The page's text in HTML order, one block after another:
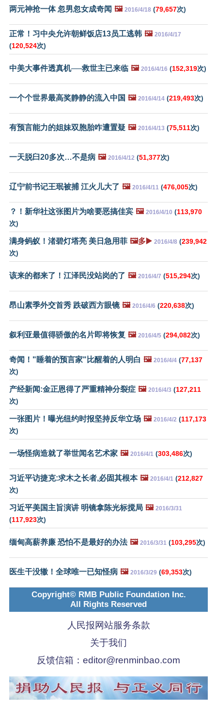
两元神抢一体 忽男忽女成奇闻 🖼️ 2016/4/18 (79,657次)
正常！习中央允许朝鲜饭店13员工逃韩 🖼️ 2016/4/17
(120,524次)
中美大事件透真机──救世主已来临 🖼️ 2016/4/16 (152,319次)
一个个世界最高奖静静的流入中国 🖼️ 2016/4/14 (219,493次)
有预言能力的姐妹双胞胎咋遭置疑 🖼️ 2016/4/13 (75,511次)
一天脱臼20多次…不是病 🖼️ 2016/4/12 (51,377次)
辽宁前书记王珉被捕 江火儿大了 🖼️ 2016/4/11 (476,005次)
？！新华社这张图片为啥要恶搞佳宾 🖼️ 2016/4/10 (113,970
次)
满身蚂蚁！渚碧灯塔亮 美日急用菲 🖼️多▶️ 2016/4/8 (239,942
次)
该来的都来了！江泽民没站岗的了 🖼️ 2016/4/7 (515,294次)
昂山素季外交首秀 跌破西方眼镜 🖼️ 2016/4/6 (220,638次)
叙利亚最值得骄傲的名片即将恢复 🖼️ 2016/4/5 (294,082次)
奇闻！"睡着的预言家"比醒着的人明白 🖼️ 2016/4/4 (77,137
次)
产经新闻:金正恩得了严重精神分裂症 🖼️ 2016/4/3 (127,211
次)
一张图片！曝光纽约时报坚持反华立场 🖼️ 2016/4/2 (117,173
次)
一场怪病造就了举世闻名艺术家 🖼️ 2016/4/1 (303,486次)
习近平访捷克:求木之长者,必固其根本 🖼️ 2016/4/1 (212,827
次)
习近平美国主旨演讲 明镜拿陈光标搅局 🖼️ 2016/3/31
(117,923次)
缅甸高薪养廉 恐怕不是最好的办法 🖼️ 2016/3/31 (103,295次)
医生干没辙！全球唯一已知怪病 🖼️ 2016/3/29 (69,353次)
Copyright© RMB Public Foundation Inc.
All Rights Reserved
人民报网站服务条款
关于我们
反馈信箱： editor@renminbao.com